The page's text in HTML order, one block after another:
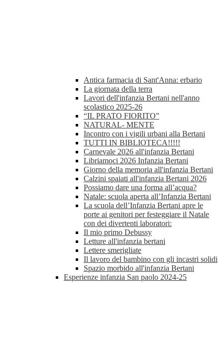
Antica farmacia di Sant'Anna: erbario
La giornata della terra
Lavori dell'infanzia Bertani nell'anno
scolastico 2025-26
“IL PRATO FIORITO”
NATURAL- MENTE
Incontro con i vigili urbani alla Bertani
TUTTI IN BIBLIOTECA!!!!!
Carnevale 2026 all'infanzia Bertani
Libriamoci 2026 Infanzia Bertani
Giorno della memoria all'infanzia Bertani
Calzini spaiati all'infanzia Bertani 2026
Possiamo dare una forma all’acqua?
Natale: scuola aperta all’Infanzia Bertani
La scuola dell’Infanzia Bertani apre le
porte ai genitori per festeggiare il Natale
con dei divertenti laboratori:
Il mio primo Debussy
Letture all'infanzia bertani
Lettere smerigliate
Il lavoro del bambino con gli incastri solidi
Spazio morbido all'infanzia Bertani
Esperienze infanzia San paolo 2024-25